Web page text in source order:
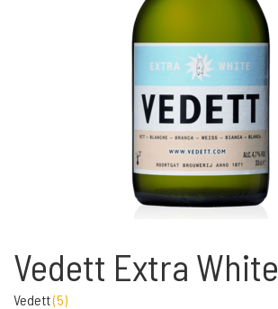
Vedett Extra White
Vedett(5)